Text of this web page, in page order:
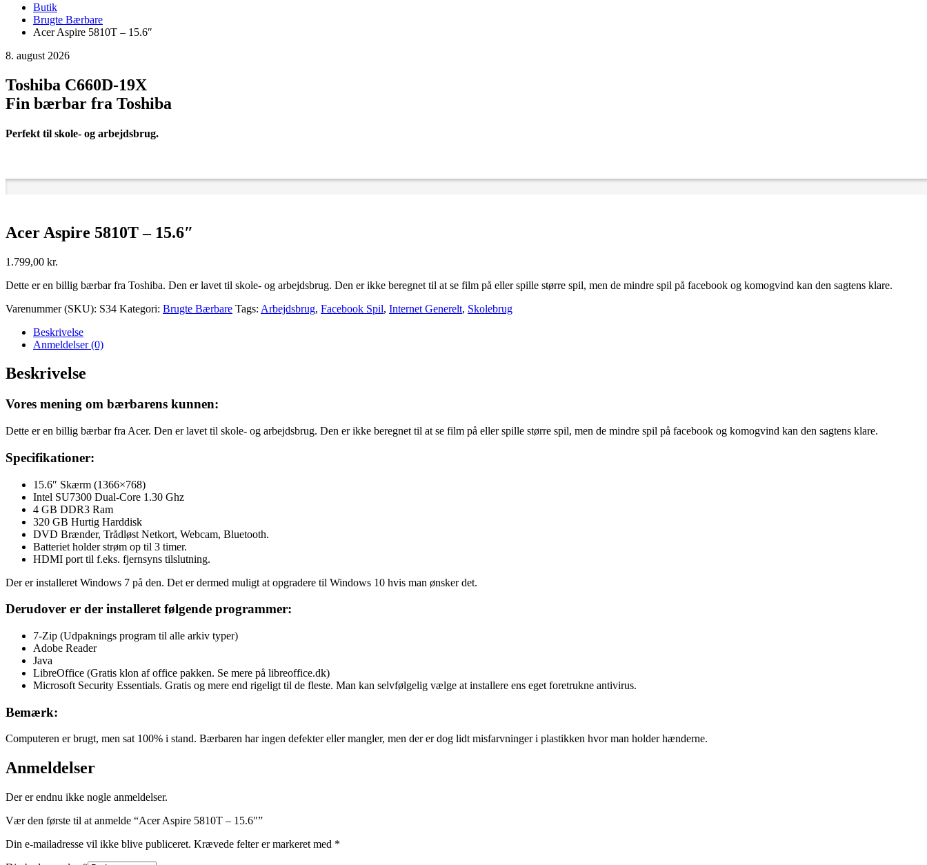
Butik
Brugte Bærbare
Acer Aspire 5810T – 15.6″
8. august 2026
Toshiba C660D-19X
Fin bærbar fra Toshiba
Perfekt til skole- og arbejdsbrug.
Acer Aspire 5810T – 15.6″
1.799,00 kr.
Dette er en billig bærbar fra Toshiba. Den er lavet til skole- og arbejdsbrug. Den er ikke beregnet til at se film på eller spille større spil, men de mindre spil på facebook og komogvind kan den sagtens klare.
Varenummer (SKU): S34 Kategori: Brugte Bærbare Tags: Arbejdsbrug, Facebook Spil, Internet Generelt, Skolebrug
Beskrivelse
Anmeldelser (0)
Beskrivelse
Vores mening om bærbarens kunnen:
Dette er en billig bærbar fra Acer. Den er lavet til skole- og arbejdsbrug. Den er ikke beregnet til at se film på eller spille større spil, men de mindre spil på facebook og komogvind kan den sagtens klare.
Specifikationer:
15.6″ Skærm (1366×768)
Intel SU7300 Dual-Core 1.30 Ghz
4 GB DDR3 Ram
320 GB Hurtig Harddisk
DVD Brænder, Trådløst Netkort, Webcam, Bluetooth.
Batteriet holder strøm op til 3 timer.
HDMI port til f.eks. fjernsyns tilslutning.
Der er installeret Windows 7 på den. Det er dermed muligt at opgradere til Windows 10 hvis man ønsker det.
Derudover er der installeret følgende programmer:
7-Zip (Udpaknings program til alle arkiv typer)
Adobe Reader
Java
LibreOffice (Gratis klon af office pakken. Se mere på libreoffice.dk)
Microsoft Security Essentials. Gratis og mere end rigeligt til de fleste. Man kan selvfølgelig vælge at installere ens eget foretrukne antivirus.
Bemærk:
Computeren er brugt, men sat 100% i stand. Bærbaren har ingen defekter eller mangler, men der er dog lidt misfarvninger i plastikken hvor man holder hænderne.
Anmeldelser
Der er endnu ikke nogle anmeldelser.
Vær den første til at anmelde “Acer Aspire 5810T – 15.6″”
Din e-mailadresse vil ikke blive publiceret. Krævede felter er markeret med *